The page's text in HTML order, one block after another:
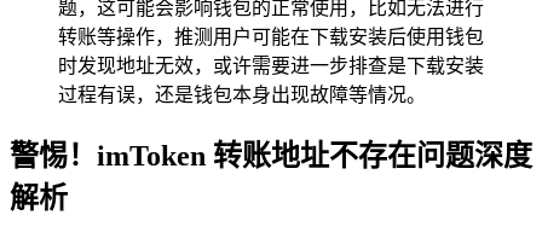
题，这可能会影响钱包的正常使用，比如无法进行
转账等操作，推测用户可能在下载安装后使用钱包
时发现地址无效，或许需要进一步排查是下载安装
过程有误，还是钱包本身出现故障等情况。
警惕！imToken 转账地址不存在问题深度
解析